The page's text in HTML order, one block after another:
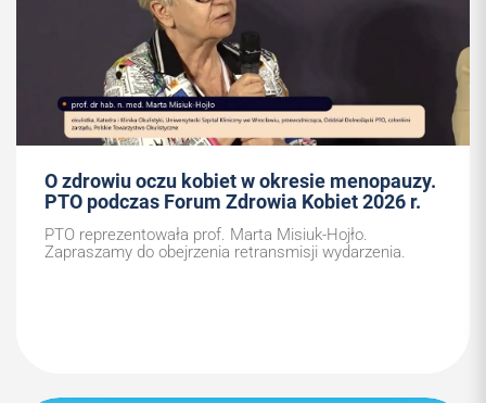
O zdrowiu oczu kobiet w okresie menopauzy.
PTO podczas Forum Zdrowia Kobiet 2026 r.
PTO reprezentowała prof. Marta Misiuk-Hojło.
Zapraszamy do obejrzenia retransmisji wydarzenia.